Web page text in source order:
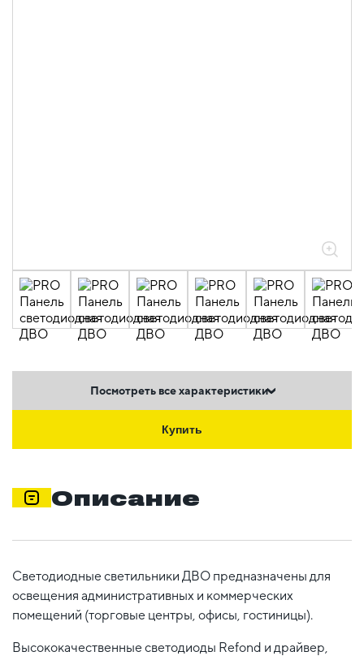
Посмотреть все характеристики
Купить
Описание
Светодиодные светильники ДВО предназначены для
освещения административных и коммерческих
помещений (торговые центры, офисы, гостиницы).
Высококачественные светодиоды Refond и драйвер,